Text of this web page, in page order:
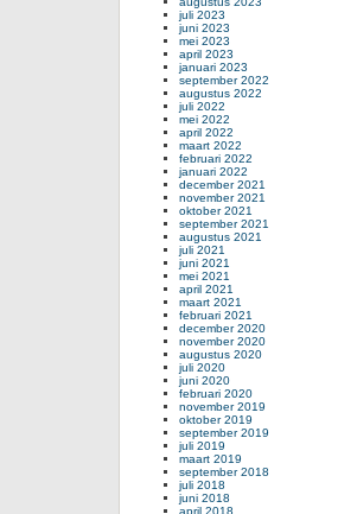
juli 2023
juni 2023
mei 2023
april 2023
januari 2023
september 2022
augustus 2022
juli 2022
mei 2022
april 2022
maart 2022
februari 2022
januari 2022
december 2021
november 2021
oktober 2021
september 2021
augustus 2021
juli 2021
juni 2021
mei 2021
april 2021
maart 2021
februari 2021
december 2020
november 2020
augustus 2020
juli 2020
juni 2020
februari 2020
november 2019
oktober 2019
september 2019
juli 2019
maart 2019
september 2018
juli 2018
juni 2018
april 2018